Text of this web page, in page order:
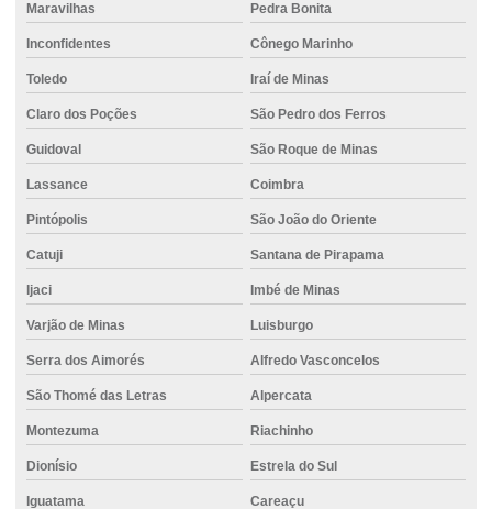
Maravilhas Pedra Bonita
Inconfidentes Cônego Marinho
Toledo Iraí de Minas
Claro dos Poções São Pedro dos Ferros
Guidoval São Roque de Minas
Lassance Coimbra
Pintópolis São João do Oriente
Catuji Santana de Pirapama
Ijaci Imbé de Minas
Varjão de Minas Luisburgo
Serra dos Aimorés Alfredo Vasconcelos
São Thomé das Letras Alpercata
Montezuma Riachinho
Dionísio Estrela do Sul
Iguatama Careaçu